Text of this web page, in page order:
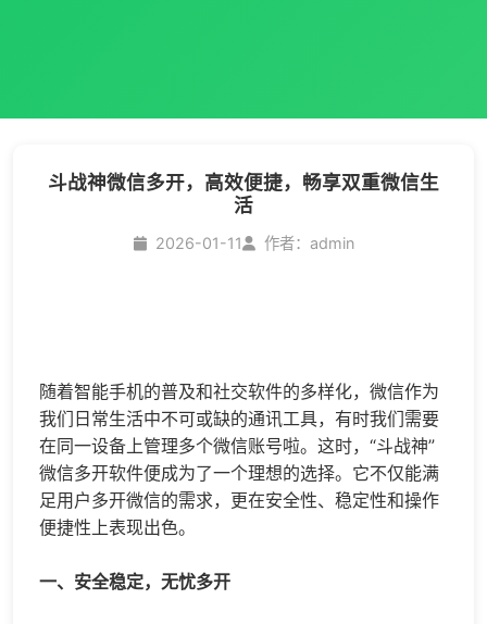
斗战神微信多开，高效便捷，畅享双重微信生
活
2026-01-11 作者：admin
随着智能手机的普及和社交软件的多样化，微信作为
我们日常生活中不可或缺的通讯工具，有时我们需要
在同一设备上管理多个微信账号啦。这时，“斗战神”
微信多开软件便成为了一个理想的选择。它不仅能满
足用户多开微信的需求，更在安全性、稳定性和操作
便捷性上表现出色。
一、安全稳定，无忧多开